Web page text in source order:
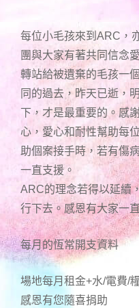
每位小毛孩來到ARC，
團與大家有著共同信念
轉站給被遺棄的毛孩一
同的過去，昨天已逝，
下，才是最重要的。感
心，愛心和耐性幫助每
助個案接手時，若有傷
一直支援。
ARC的理念若得以延續
行下去。感恩有大家一
每月的恆常開支資料
場地每月租金+水/電費/
感恩有您隨喜捐助